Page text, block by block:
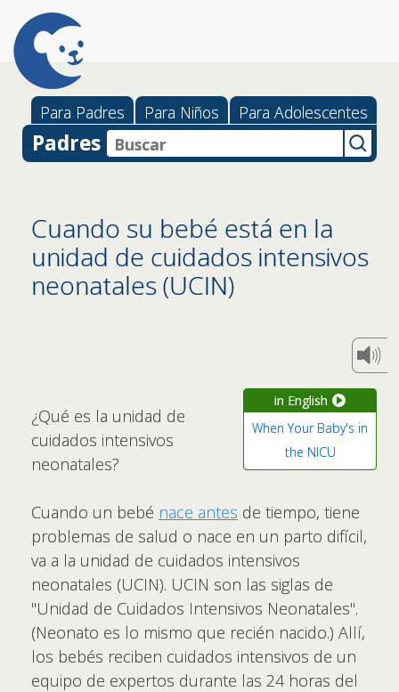
Para Padres Para Niños Para Adolescentes
Padres
Cuando su bebé está en la
unidad de cuidados intensivos
neonatales (UCIN)
in English
When Your Baby's in
the NICU
¿Qué es la unidad de
cuidados intensivos
neonatales?
Cuando un bebé nace antes de tiempo, tiene
problemas de salud o nace en un parto difícil,
va a la unidad de cuidados intensivos
neonatales (UCIN). UCIN son las siglas de
"Unidad de Cuidados Intensivos Neonatales".
(Neonato es lo mismo que recién nacido.) Allí,
los bebés reciben cuidados intensivos de un
equipo de expertos durante las 24 horas del